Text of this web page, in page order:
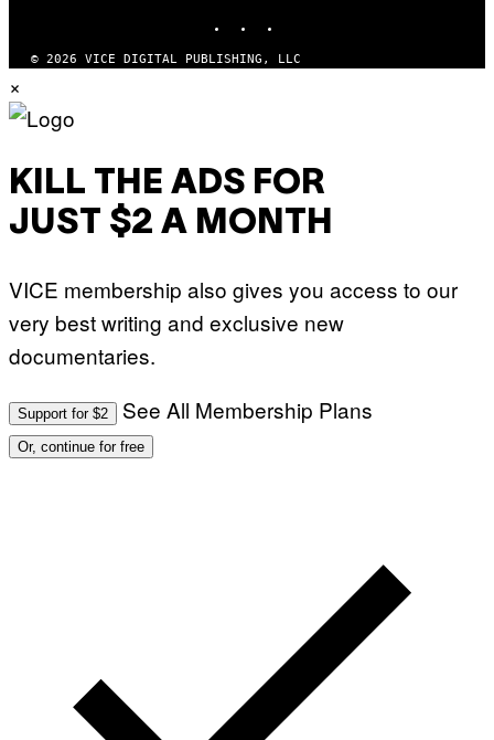
© 2026 VICE DIGITAL PUBLISHING, LLC
×
KILL THE ADS FOR
JUST $2 A MONTH
VICE membership also gives you access to our
very best writing and exclusive new
documentaries.
Support for $2 See All Membership Plans
Or, continue for free